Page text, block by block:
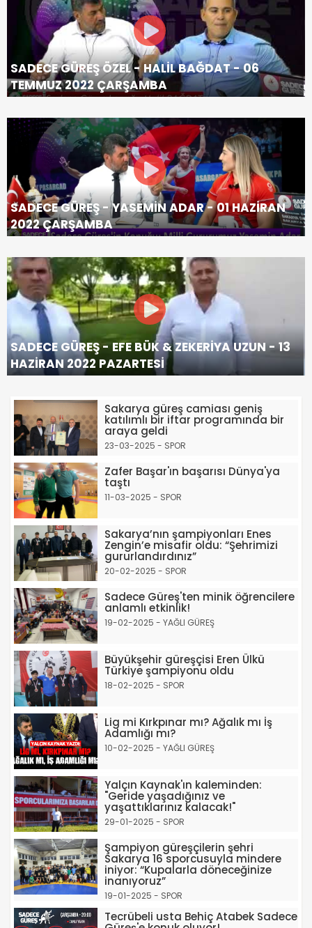
SADECE GÜREŞ ÖZEL - HALİL BAĞDAT - 06
TEMMUZ 2022 ÇARŞAMBA
SADECE GÜREŞ - YASEMİN ADAR - 01 HAZİRAN
2022 ÇARŞAMBA
SADECE GÜREŞ - EFE BÜK & ZEKERİYA UZUN - 13
HAZİRAN 2022 PAZARTESİ
Sakarya güreş camiası geniş
katılımlı bir iftar programında bir
araya geldi
23-03-2025 - SPOR
Zafer Başar'ın başarısı Dünya'ya
taştı
11-03-2025 - SPOR
Sakarya’nın şampiyonları Enes
Zengin’e misafir oldu: “Şehrimizi
gururlandırdınız”
20-02-2025 - SPOR
Sadece Güreş'ten minik öğrencilere
anlamlı etkinlik!
19-02-2025 - YAĞLI GÜREŞ
Büyükşehir güreşçisi Eren Ülkü
Türkiye şampiyonu oldu
18-02-2025 - SPOR
Lig mi Kırkpınar mı? Ağalık mı İş
Adamlığı mı?
10-02-2025 - YAĞLI GÜREŞ
Yalçın Kaynak'ın kaleminden:
"Geride yaşadığınız ve
yaşattıklarınız kalacak!"
29-01-2025 - SPOR
Şampiyon güreşçilerin şehri
Sakarya 16 sporcusuyla mindere
iniyor: “Kupalarla döneceğinize
inanıyoruz”
19-01-2025 - SPOR
Tecrübeli usta Behiç Atabek Sadece